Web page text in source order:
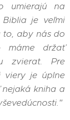
umierajú na
je veľmi
to, aby nás do
máme držať
zvierat. Pre
viery je úplne
kniha a